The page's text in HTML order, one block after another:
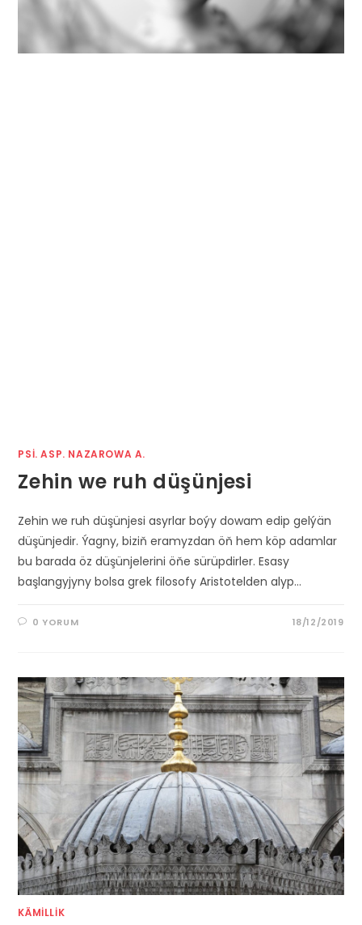
PSI. ASP. NAZAROWA A.
Zehin we ruh düşünjesi
Zehin we ruh düşünjesi asyrlar boýy dowam edip gelýän
düşünjedir. Ýagny, biziň eramyzdan öň hem köp adamlar
bu barada öz düşünjelerini öňe sürüpdirler. Esasy
başlangyjyny bolsa grek filosofy Aristotelden alyp…
0 YORUM 18/12/2019
KÄMILLIK